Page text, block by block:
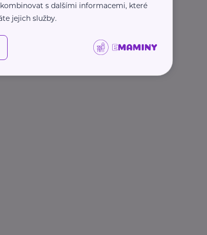
s dalšími informacemi, které
jejich služby.